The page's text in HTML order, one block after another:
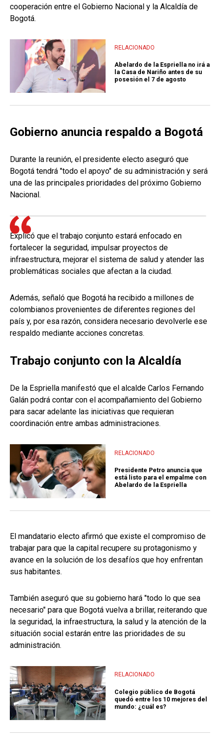
cooperación entre el Gobierno Nacional y la Alcaldía de
Bogotá.
RELACIONADO
Abelardo de la Espriella no irá a
la Casa de Nariño antes de su
posesión el 7 de agosto
Gobierno anuncia respaldo a Bogotá
Durante la reunión, el presidente electo aseguró que
Bogotá tendrá "todo el apoyo" de su administración y será
una de las principales prioridades del próximo Gobierno
Nacional.
Explicó que el trabajo conjunto estará enfocado en
fortalecer la seguridad, impulsar proyectos de
infraestructura, mejorar el sistema de salud y atender las
problemáticas sociales que afectan a la ciudad.
Además, señaló que Bogotá ha recibido a millones de
colombianos provenientes de diferentes regiones del
país y, por esa razón, considera necesario devolverle ese
respaldo mediante acciones concretas.
Trabajo conjunto con la Alcaldía
De la Espriella manifestó que el alcalde Carlos Fernando
Galán podrá contar con el acompañamiento del Gobierno
para sacar adelante las iniciativas que requieran
coordinación entre ambas administraciones.
RELACIONADO
Presidente Petro anuncia que
está listo para el empalme con
Abelardo de la Espriella
El mandatario electo afirmó que existe el compromiso de
trabajar para que la capital recupere su protagonismo y
avance en la solución de los desafíos que hoy enfrentan
sus habitantes.
También aseguró que su gobierno hará "todo lo que sea
necesario" para que Bogotá vuelva a brillar, reiterando que
la seguridad, la infraestructura, la salud y la atención de la
situación social estarán entre las prioridades de su
administración.
RELACIONADO
Colegio público de Bogotá
quedó entre los 10 mejores del
mundo: ¿cuál es?